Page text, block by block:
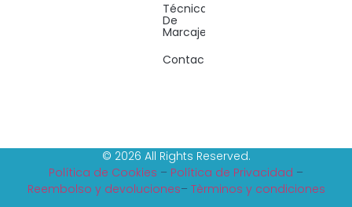
Técnicas
De
Marcaje
Contacto
© 2026 All Rights Reserved.
Política de Cookies – Política de Privacidad –
Reembolso y devoluciones– Tèrminos y condiciones